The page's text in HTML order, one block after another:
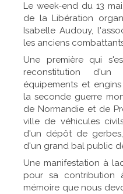
Le week-end du 13
de la Libération
Isabelle Audouy,
les anciens
Une première qui
reconstitution
équipements et
la seconde guerre
de Normandie et de
ville de véhicules
d'un dépôt de
d'un grand bal public
Une manifestation à
pour sa
mémoire que nous